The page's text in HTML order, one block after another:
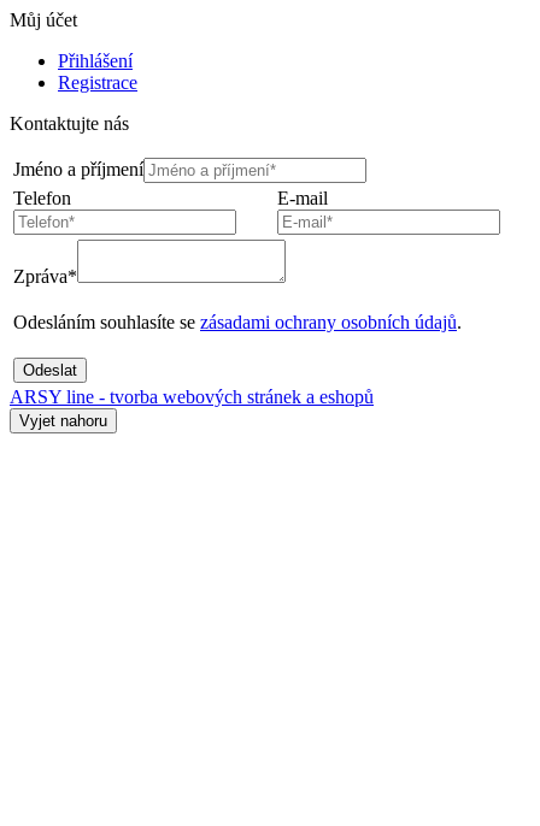
Můj účet
Přihlášení
Registrace
Kontaktujte nás
Jméno a příjmení
Telefon
E-mail
Zpráva*
Odesláním souhlasíte se zásadami ochrany osobních údajů.
Odeslat
ARSY line - tvorba webových stránek a eshopů
Vyjet nahoru